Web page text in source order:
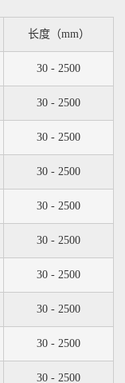
长度（mm）
30 - 2500
30 - 2500
30 - 2500
30 - 2500
30 - 2500
30 - 2500
30 - 2500
30 - 2500
30 - 2500
30 - 2500